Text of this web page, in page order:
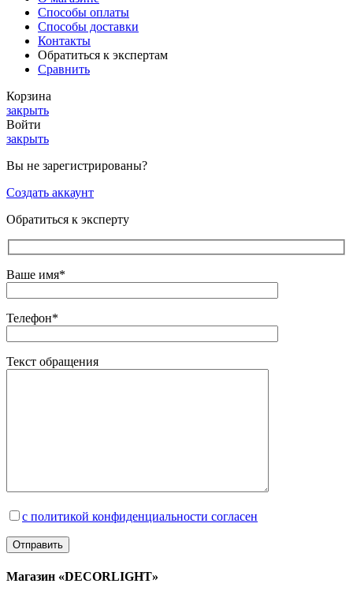
Способы оплаты
Способы доставки
Контакты
Обратиться к экспертам
Сравнить
Корзина
закрыть
Войти
закрыть
Вы не зарегистрированы?
Создать аккаунт
Обратиться к эксперту
Ваше имя*
Телефон*
Текст обращения
с политикой конфиденциальности согласен
Магазин «DECORLIGHT»